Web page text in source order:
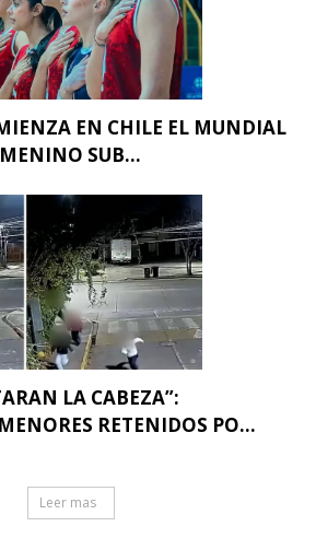
EN CHILE EL MUNDIAL
SUB...
LA CABEZA”:
RETENIDOS PO...
Leer mas